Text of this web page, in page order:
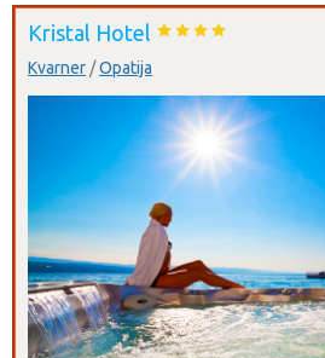
Kristal Hotel
Kvarner /Opatija